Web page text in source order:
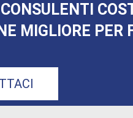
CONSULENTI
MIGLIORE PER